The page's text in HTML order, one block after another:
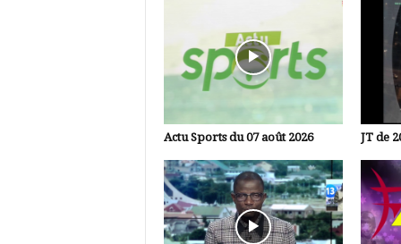
Actu Sports du 07 août 2026 JT de